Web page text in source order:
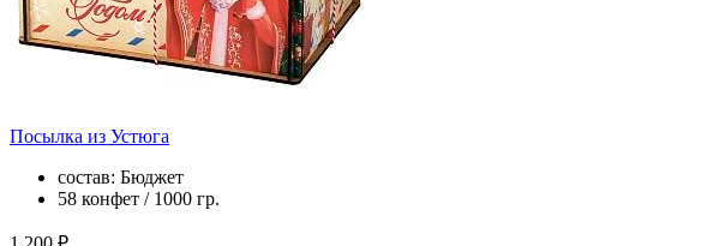
Посылка из Устюга
состав: Бюджет
58 конфет / 1000 гр.